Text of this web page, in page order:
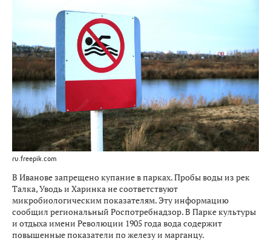
ru.freepik.com
В Иванове запрещено купание в парках. Пробы воды из рек
Талка, Уводь и Харинка не соответствуют
микробиологическим показателям. Эту информацию
сообщил региональный Роспотребнадзор. В Парке культуры
и отдыха имени Революции 1905 года вода содержит
повышенные показатели по железу и марганцу.